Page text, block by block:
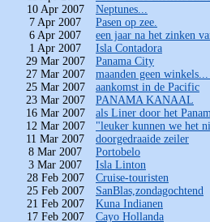
10 Apr 2007
Neptunes...
7 Apr 2007
Pasen op zee.
6 Apr 2007
een jaar na het zinken
1 Apr 2007
Isla Contadora
29 Mar 2007
Panama City
27 Mar 2007
maanden geen
25 Mar 2007
aankomst in de Pacific
23 Mar 2007
PANAMA KANAAL
16 Mar 2007
als Liner door het
12 Mar 2007
"leuker kunnen we het
11 Mar 2007
doorgedraaide zeiler
8 Mar 2007
Portobelo
3 Mar 2007
Isla Linton
28 Feb 2007
Cruise-touristen
25 Feb 2007
SanBlas,zondagochtend
21 Feb 2007
Kuna Indianen
17 Feb 2007
Cayo Hollanda